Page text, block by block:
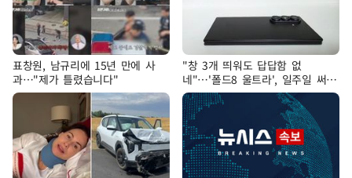
표창원, 남규리에 15년 만에 사
과…"제가 틀렸습니다"
"창 3개 띄워도 답답함 없
네"…'폴드8 울트라', 일주일 써보
니